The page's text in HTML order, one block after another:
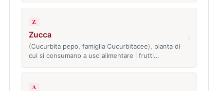
Z
Zucca
(Cucurbita pepo, famiglia Cucurbitacee), pianta di
cui si consumano a uso alimentare i frutti…
A